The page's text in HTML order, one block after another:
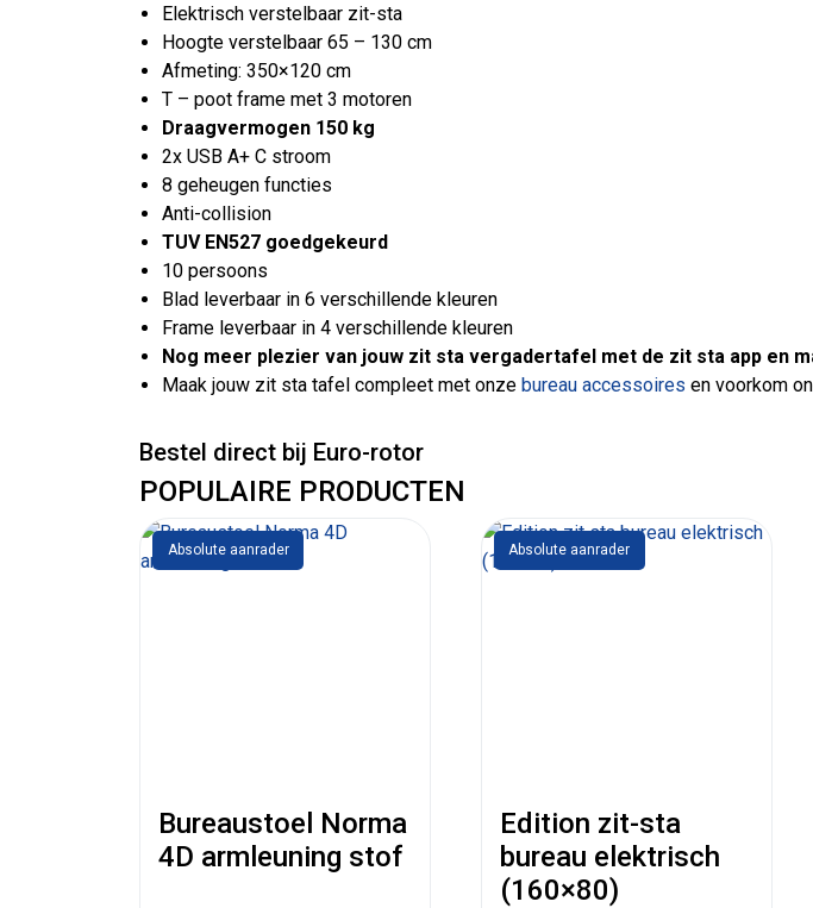
Elektrisch verstelbaar zit-sta
Hoogte verstelbaar 65 – 130 cm
Afmeting: 350×120 cm
T – poot frame met 3 motoren
Draagvermogen 150 kg
2x USB A+ C stroom
8 geheugen functies
Anti-collision
TUV EN527 goedgekeurd
10 persoons
Blad leverbaar in 6 verschillende kleuren
Frame leverbaar in 4 verschillende kleuren
Nog meer plezier van jouw zit sta vergadertafel met de zit sta app en
Maak jouw zit sta tafel compleet met onzebureau accessoires en voorkom
Bestel direct bij Euro-rotor
POPULAIRE PRODUCTEN
Absolute aanrader
Bureaustoel Norma
4D armleuning stof
Absolute aanrader
Edition zit-sta
bureau elektrisch
(160×80)